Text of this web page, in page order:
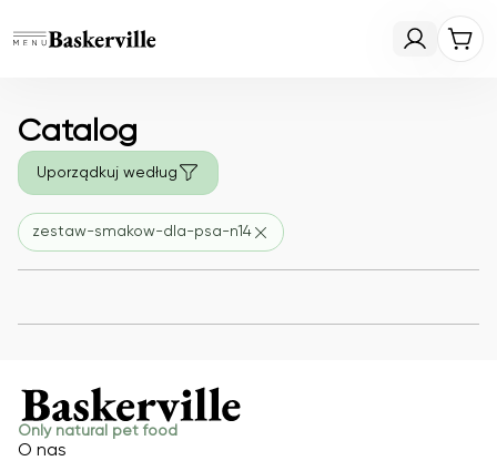
Catalog
Uporządkuj według
zestaw-smakow-dla-psa-n14
Only natural pet food
O nas